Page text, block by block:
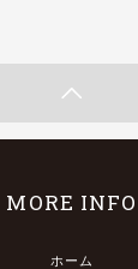
MORE INFO
ホーム